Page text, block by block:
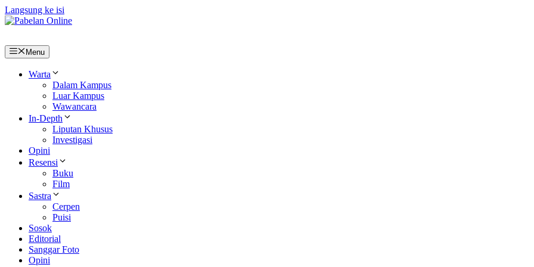
Langsung ke isi
Menu
Warta
Dalam Kampus
Luar Kampus
Wawancara
In-Depth
Liputan Khusus
Investigasi
Opini
Resensi
Buku
Film
Sastra
Cerpen
Puisi
Sosok
Editorial
Sanggar Foto
Opini